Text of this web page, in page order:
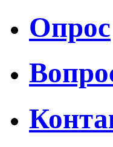
Опрос